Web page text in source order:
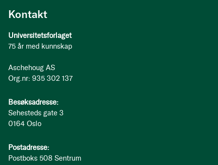
Kontakt
Universitetsforlaget
75 år med kunnskap
Aschehoug AS
Org.nr: 935 302 137
Besøksadresse:
Sehesteds gate 3
0164 Oslo
Postadresse:
Postboks 508 Sentrum